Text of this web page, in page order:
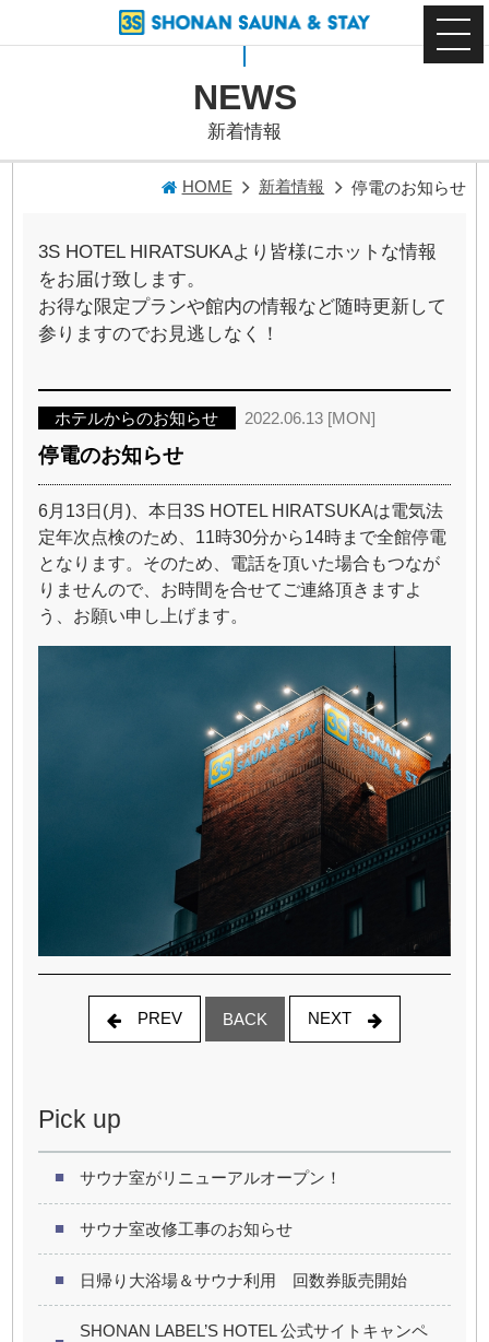
NEWS
新着情報
HOME 新着情報 停電のお知らせ
3S HOTEL HIRATSUKAより皆様にホットな情報
をお届け致します。
お得な限定プランや館内の情報など随時更新して
参りますのでお見逃しなく！
ホテルからのお知らせ 2022.06.13 [MON]
停電のお知らせ
6月13日(月)、本日3S HOTEL HIRATSUKAは電気法
定年次点検のため、11時30分から14時まで全館停電
となります。そのため、電話を頂いた場合もつなが
りませんので、お時間を合せてご連絡頂きますよ
う、お願い申し上げます。
PREV BACK NEXT
Pick up
サウナ室がリニューアルオープン！
サウナ室改修工事のお知らせ
日帰り大浴場＆サウナ利用 回数券販売開始
SHONAN LABEL’S HOTEL 公式サイトキャンペ